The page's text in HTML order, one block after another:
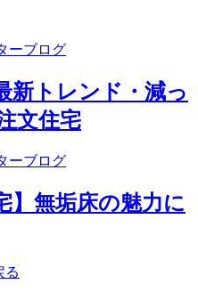
ーブログ
新トレンド・減っ
文住宅
ーブログ
】無垢床の魅力に
る